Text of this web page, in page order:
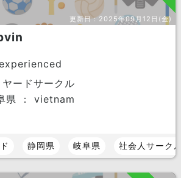
更新日：2025年09月12日(金)
ードサークル
県 ： vietnam
静岡県 岐阜県 社会人サーク